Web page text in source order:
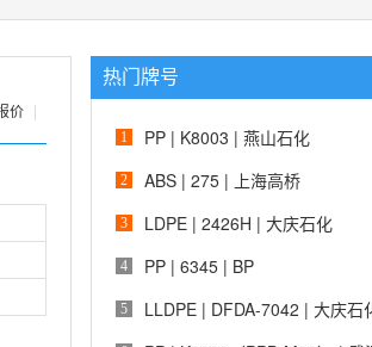
价
热门牌号
1 PP | K8003 | 燕山石化
2 ABS | 275 | 上海高桥
3 LDPE | 2426H | 大庆石化
4 PP | 6345 | BP
5 LLDPE | DFDA-7042 | 大庆石